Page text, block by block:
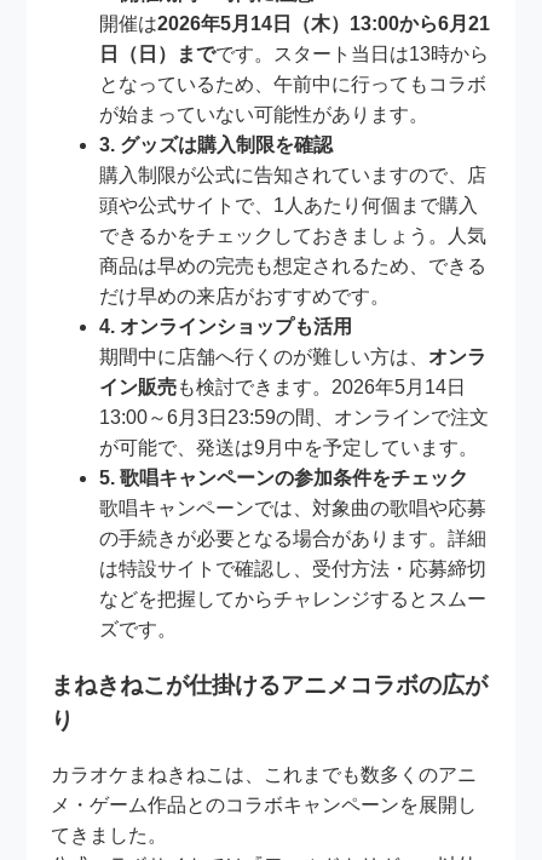
開催は2026年5月14日（木）13:00から6月21
日（日）までです。スタート当日は13時から
となっているため、午前中に行ってもコラボ
が始まっていない可能性があります。
3. グッズは購入制限を確認
購入制限が公式に告知されていますので、店
頭や公式サイトで、1人あたり何個まで購入
できるかをチェックしておきましょう。人気
商品は早めの完売も想定されるため、できる
だけ早めの来店がおすすめです。
4. オンラインショップも活用
期間中に店舗へ行くのが難しい方は、 オンラ
イン販売も検討できます。2026年5月14日
13:00～6月3日23:59の間、オンラインで注文
が可能で、発送は9月中を予定しています。
5. 歌唱キャンペーンの参加条件をチェック
歌唱キャンペーンでは、対象曲の歌唱や応募
の手続きが必要となる場合があります。詳細
は特設サイトで確認し、受付方法・応募締切
などを把握してからチャレンジするとスムー
ズです。
まねきねこが仕掛けるアニメコラボの広が
り
カラオケまねきねこは、これまでも数多くのアニ
メ・ゲーム作品とのコラボキャンペーンを展開し
てきました。